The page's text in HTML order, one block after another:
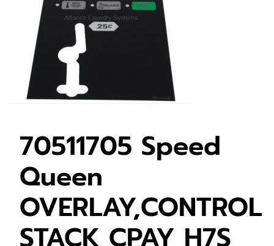
70511705 Speed
Queen
OVERLAY,CONTROL
STACK CPAY H7S